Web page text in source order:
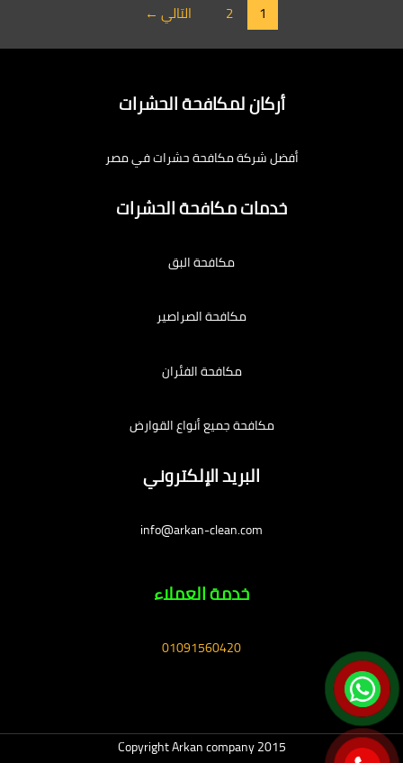
1
2 التالي ←
أركان لمكافحة الحشرات
أفضل شركة مكافحة حشرات في مصر
خدمات مكافحة الحشرات
مكافحة البق
مكافحة الصراصير
مكافحة الفئران
مكافحة جميع أنواع القوارض
البريد الإلكتروني
info@arkan-clean.com
خدمة العملاء
01091560420
Copyright Arkan company 2015